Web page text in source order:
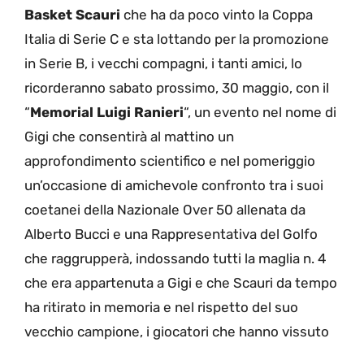
Basket Scauri che ha da poco vinto la Coppa
Italia di Serie C e sta lottando per la promozione
in Serie B, i vecchi compagni, i tanti amici, lo
ricorderanno sabato prossimo, 30 maggio, con il
“Memorial Luigi Ranieri“, un evento nel nome di
Gigi che consentirà al mattino un
approfondimento scientifico e nel pomeriggio
un’occasione di amichevole confronto tra i suoi
coetanei della Nazionale Over 50 allenata da
Alberto Bucci e una Rappresentativa del Golfo
che raggrupperà, indossando tutti la maglia n. 4
che era appartenuta a Gigi e che Scauri da tempo
ha ritirato in memoria e nel rispetto del suo
vecchio campione, i giocatori che hanno vissuto